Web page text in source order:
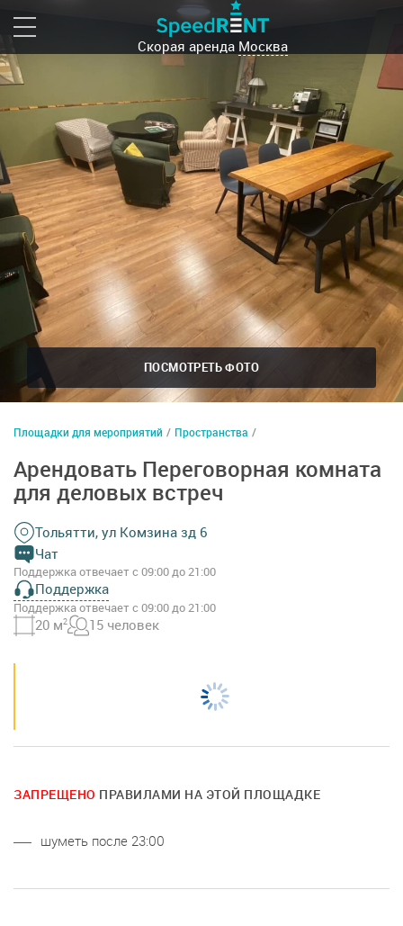
Скорая аренда Москва
ПОСМОТРЕТЬ ФОТО
Площадки для мероприятий / Пространства /
Арендовать Переговорная комната
для деловых встреч
Тольятти, ул Комзина зд 6
Чат
Поддержка отвечает с 09:00 до 21:00
Поддержка
Поддержка отвечает с 09:00 до 21:00
20 м2 15 человек
ЗАПРЕЩЕНО ПРАВИЛАМИ НА ЭТОЙ ПЛОЩАДКЕ
шуметь после 23:00